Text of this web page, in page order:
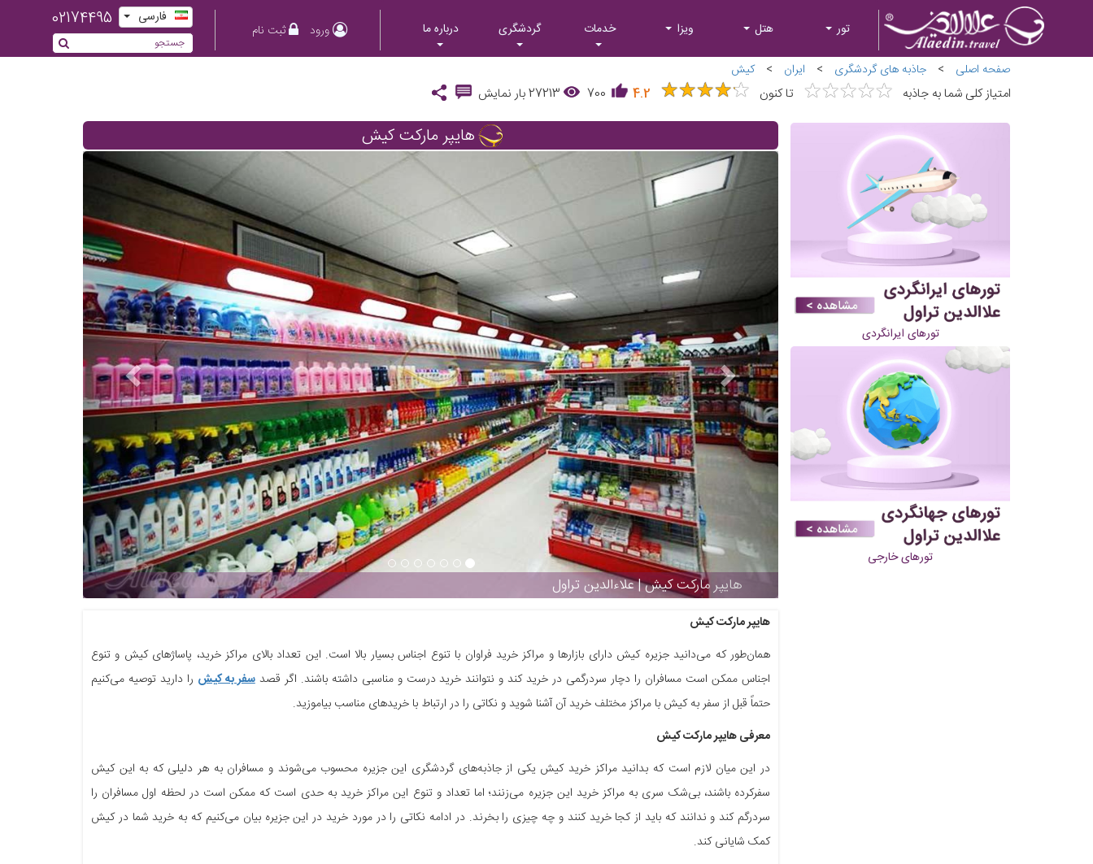
تور هتل ویزا خدمات گردشگری درباره ما ورود ثبت نام
فارسی 02174495
صفحه اصلی > جاذبه های گردشگری > ایران > کیش
امتیاز کلی شما به جاذبه ★★★★★
★★★★★ تا کنون ★★★★★
★★★★★
4.2
700
27213بار نمایش
تورهای ایرانگردی
تورهای خارجی
هایپر مارکت کیش
هایپر مارکت کیش | علاءالدین تراول
Previous Next
هایپر مارکت کیش
همان‌طور که می‌دانید جزیره کیش دارای بازارها و مراکز خرید فراوان با تنوع اجناس بسیار بالا است. این تعداد بالای مراکز خرید، پاساژهای کیش و تنوع
اجناس ممکن است مسافران را دچار سردرگمی در خرید کند و نتوانند خرید درست و مناسبی داشته باشند. اگر قصدسفر به کیش را دارید توصیه می‌کنیم
حتماً قبل از سفر به کیش با مراکز مختلف خرید آن آشنا شوید و نکاتی را در ارتباط با خریدهای مناسب بیاموزید.
معرفی هایپر مارکت کیش
در این میان لازم است که بدانید مراکز خرید کیش یکی از جاذبه‌های گردشگری این جزیره محسوب می‌شوند و مسافران به هر دلیلی که به این کیش
سفرکرده باشند، بی‌شک سری به مراکز خرید این جزیره می‌زنند؛ اما تعداد و تنوع این مراکز خرید به حدی است که ممکن است در لحظه اول مسافران را
سردرگم کند و ندانند که باید از کجا خرید کنند و چه چیزی را بخرند. در ادامه نکاتی را در مورد خرید در این جزیره بیان می‌کنیم که به خرید شما در کیش
کمک شایانی کند.